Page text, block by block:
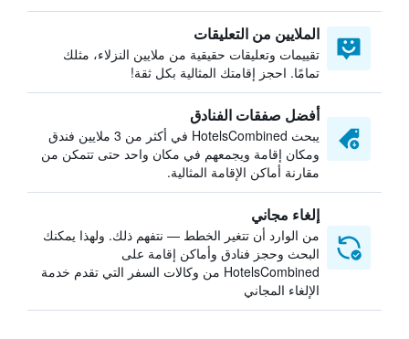
الملايين من التعليقات
تقييمات وتعليقات حقيقية من ملايين النزلاء، مثلك
تمامًا. احجز إقامتك المثالية بكل ثقة!
أفضل صفقات الفنادق
يبحث HotelsCombined في أكثر من 3 ملايين فندق
ومكان إقامة ويجمعهم في مكان واحد حتى تتمكن من
مقارنة أماكن الإقامة المثالية.
إلغاء مجاني
من الوارد أن تتغير الخطط — نتفهم ذلك. ولهذا يمكنك
البحث وحجز فنادق وأماكن إقامة على
HotelsCombined من وكالات السفر التي تقدم خدمة
الإلغاء المجاني